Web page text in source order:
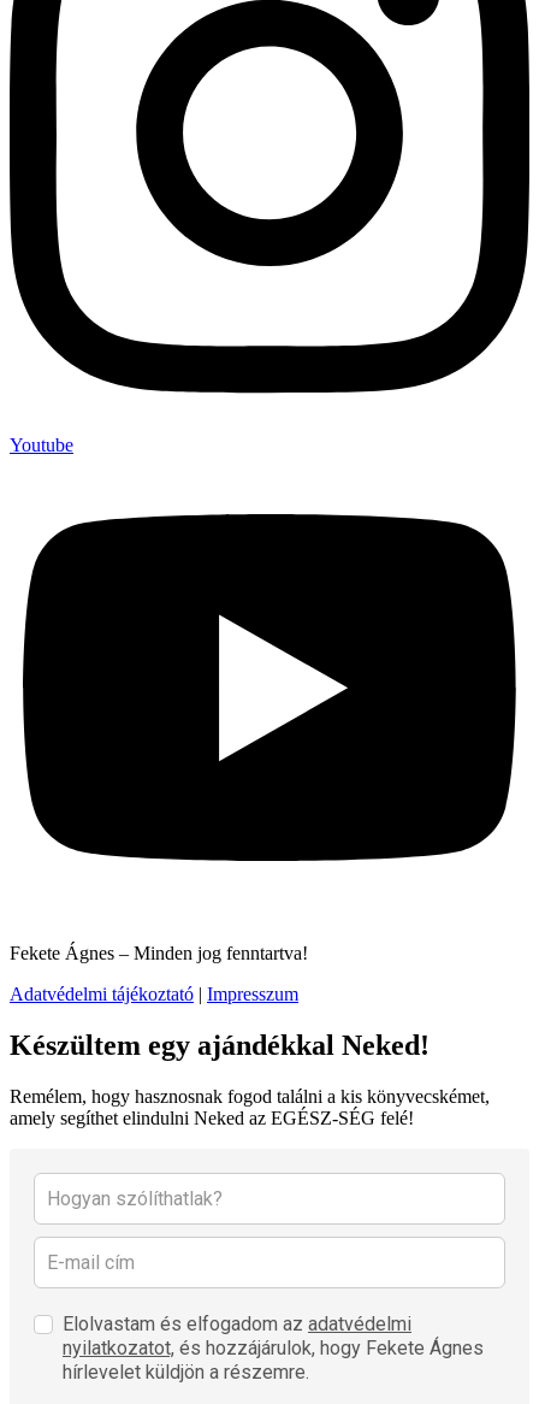
Youtube
Fekete Ágnes – Minden jog fenntartva!
Adatvédelmi tájékoztató | Impresszum
Készültem egy ajándékkal Neked!
Remélem, hogy hasznosnak fogod találni a kis könyvecskémet,
amely segíthet elindulni Neked az EGÉSZ-SÉG felé!
Elolvastam és elfogadom az adatvédelmi
nyilatkozatot, és hozzájárulok, hogy Fekete Ágnes
hírlevelet küldjön a részemre.